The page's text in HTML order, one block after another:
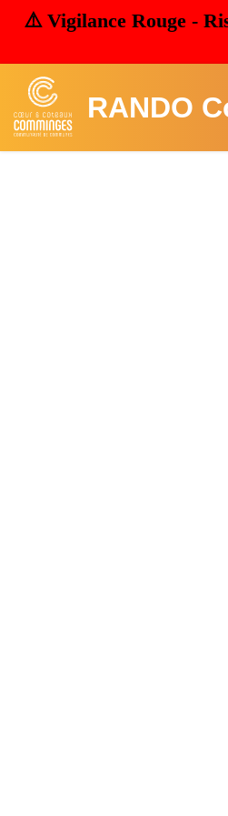
⚠️ Vigilance Rouge -
RANDO